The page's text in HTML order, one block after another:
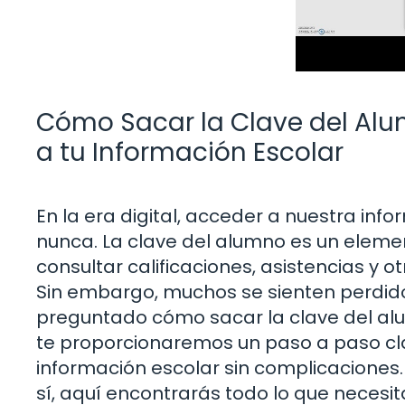
Cómo Sacar la Clave del
a tu Información Escolar
En la era digital, acceder a nuestra
nunca. La clave del alumno es un
consultar calificaciones, asistencias y
Sin embargo, muchos se sienten
preguntado cómo sacar la clave del
te proporcionaremos un paso a paso
información escolar sin
sí, aquí encontrarás todo lo que